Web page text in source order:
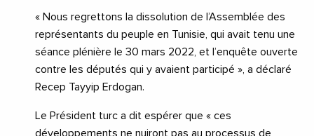
« Nous regrettons la dissolution de l’Assemblée des
représentants du peuple en Tunisie, qui avait tenu une
séance plénière le 30 mars 2022, et l’enquête ouverte
contre les députés qui y avaient participé », a déclaré
Recep Tayyip Erdogan.
Le Président turc a dit espérer que « ces
développements ne nuiront pas au processus de